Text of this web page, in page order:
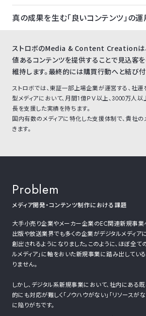
真の成果を生む「良いコンテンツ」の
ストロボのMedia & Content Creationは
値あるコンテンツを提供することで見込客
維持します。最終的には購買行動へと結び付
ストロボでは、東証一部上場企業が運営する、社
型メディアにおいて、月間1億ＰＶ以上、3000万人
長を支援した実績を持ちます。
国内有数のメディアに特化した支援体制で、貴社
きます。
Problem
メディア開発・コンテンツ制作における課題
大手小売り企業やメーカー企業のEC関連新規事業
出版や放送業界でも多くの企業がデジタルメディ
創出されるようになりました。このように、ほぼ全て
ルメディア」に軸をおいた新規事業に踏み出してい
りません。
しかし、デジタル系新規事業において、社内にある
的にも対応が難しく「ノウハウがない」「リソースが
に陥りがちです。